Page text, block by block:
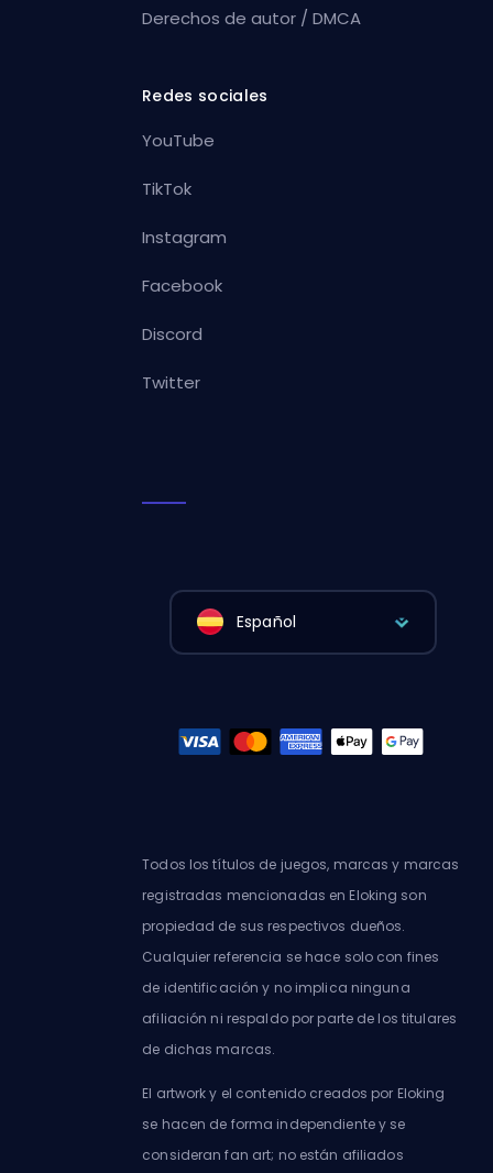
Derechos de autor / DMCA
Redes sociales
YouTube
TikTok
Instagram
Facebook
Discord
Twitter
Español
Todos los títulos de juegos, marcas y marcas
registradas mencionadas en Eloking son
propiedad de sus respectivos dueños.
Cualquier referencia se hace solo con fines
de identificación y no implica ninguna
afiliación ni respaldo por parte de los titulares
de dichas marcas.
El artwork y el contenido creados por Eloking
se hacen de forma independiente y se
consideran fan art; no están afiliados